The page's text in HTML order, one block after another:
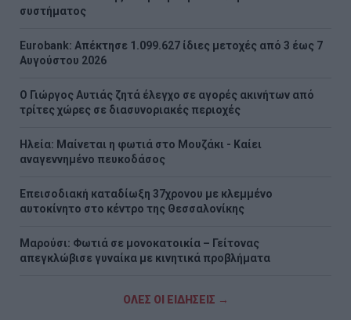
συστήματος
Eurobank: Απέκτησε 1.099.627 ίδιες μετοχές από 3 έως 7
Αυγούστου 2026
Ο Γιώργος Αυτιάς ζητά έλεγχο σε αγορές ακινήτων από
τρίτες χώρες σε διασυνοριακές περιοχές
Ηλεία: Μαίνεται η φωτιά στο Μουζάκι - Καίει
αναγεννημένο πευκοδάσος
Επεισοδιακή καταδίωξη 37χρονου με κλεμμένο
αυτοκίνητο στο κέντρο της Θεσσαλονίκης
Μαρούσι: Φωτιά σε μονοκατοικία – Γείτονας
απεγκλώβισε γυναίκα με κινητικά προβλήματα
ΟΛΕΣ ΟΙ ΕΙΔΗΣΕΙΣ →